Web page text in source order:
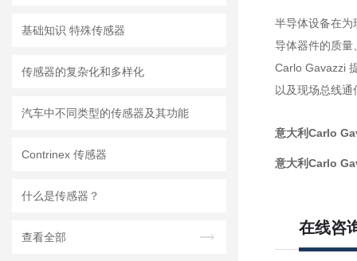
基础知识 特殊传感器
传感器的复杂化和多样化
汽车中不同类型的传感器及其功能
Contrinex 传感器
什么是传感器？
查看全部
半导体设备在为
导体器件的质量
Carlo Gavazzi
以及现场总线
意大利Carlo
意大利Carlo
在线咨